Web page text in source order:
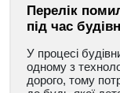
Перелік
під час
У процесі
одному з
дорого, тому